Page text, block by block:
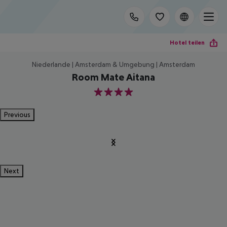
Hotel teilen
Niederlande | Amsterdam & Umgebung | Amsterdam
Room Mate Aitana
4
Previous
Next